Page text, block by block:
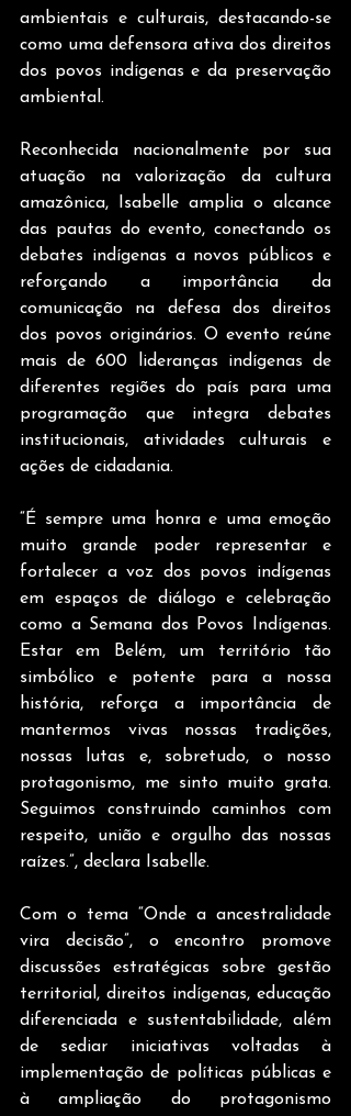
ambientais e culturais, destacando-se
como uma defensora ativa dos direitos
dos povos indígenas e da preservação
ambiental.
Reconhecida nacionalmente por sua
atuação na valorização da cultura
amazônica, Isabelle amplia o alcance
das pautas do evento, conectando os
debates indígenas a novos públicos e
reforçando a importância da
comunicação na defesa dos direitos
dos povos originários. O evento reúne
mais de 600 lideranças indígenas de
diferentes regiões do país para uma
programação que integra debates
institucionais, atividades culturais e
ações de cidadania.
“É sempre uma honra e uma emoção
muito grande poder representar e
fortalecer a voz dos povos indígenas
em espaços de diálogo e celebração
como a Semana dos Povos Indígenas.
Estar em Belém, um território tão
simbólico e potente para a nossa
história, reforça a importância de
mantermos vivas nossas tradições,
nossas lutas e, sobretudo, o nosso
protagonismo, me sinto muito grata.
Seguimos construindo caminhos com
respeito, união e orgulho das nossas
raízes.”, declara Isabelle.
Com o tema “Onde a ancestralidade
vira decisão”, o encontro promove
discussões estratégicas sobre gestão
territorial, direitos indígenas, educação
diferenciada e sustentabilidade, além
de sediar iniciativas voltadas à
implementação de políticas públicas e
à ampliação do protagonismo